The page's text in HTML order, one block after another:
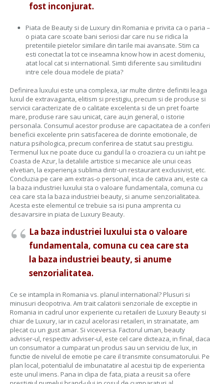
fost inconjurat.
Piata de Beauty si de Luxury din Romania e privita ca o paria –
o piata care scoate bani seriosi dar care nu se ridica la
pretentiile pietelor similare din tarile mai avansate. Stim ca
esti conectat la tot ce inseamna know how in acest domeniu,
atat local cat si international. Simti diferente sau similitudini
intre cele doua modele de piata?
Definirea luxului este una complexa, iar multe dintre definitii leaga
luxul de extravaganta, elitism si prestigiu, precum si de produse si
servicii caracterizate de o calitate excelenta si de un pret foarte
mare, produse rare sau unicat, care au,in general, o istorie
personala. Consumul acestor produse are capacitatea de a conferi
beneficii excelente prin satisfacerea de dorinte emotionale, de
natura psihologica, precum conferirea de statut sau prestigiu.
Termenul lux ne poate duce cu gandul la o croaziera cu un iaht pe
Coasta de Azur, la detaliile artistice si mecanice ale unui ceas
elvetian, la experienţa sublima dintr-un restaurant exclusivist, etc.
Concluzia pe care am extras-o personal, inca de cativa ani, este ca
la baza industriei luxului sta o valoare fundamentala, comuna cu
cea care sta la baza industriei beauty, si anume senzorialitatea.
Acesta este elementul ce trebuie sa isi puna amprenta cu
desavarsire in piata de Luxury Beauty.
La baza industriei luxului sta o valoare
fundamentala, comuna cu cea care sta
la baza industriei beauty, si anume
senzorialitatea.
Ce se intampla in Romania vs. planul international? Plusuri si
minusuri deopotriva. Am trait calatorii senzoriale de exceptie in
Romania in cadrul unor experiente cu retaileri de Luxury Beauty si
chiar de Luxury, iar in cazul acelorasi retaileri, in strainatate, am
plecat cu un gust amar. Si viceversa. Factorul uman, beauty
adviser-ul, respectiv adviser-ul, este cel care dicteaza, in final, daca
un consumator a cumparat un produs sau un serviciu de lux, in
functie de nivelul de emotie pe care il transmite consumatorului. Pe
plan local, potentialul de imbunatatire al acestui tip de experienta
este unul imens. Pana in clipa de fata, piata a reusit sa ofere